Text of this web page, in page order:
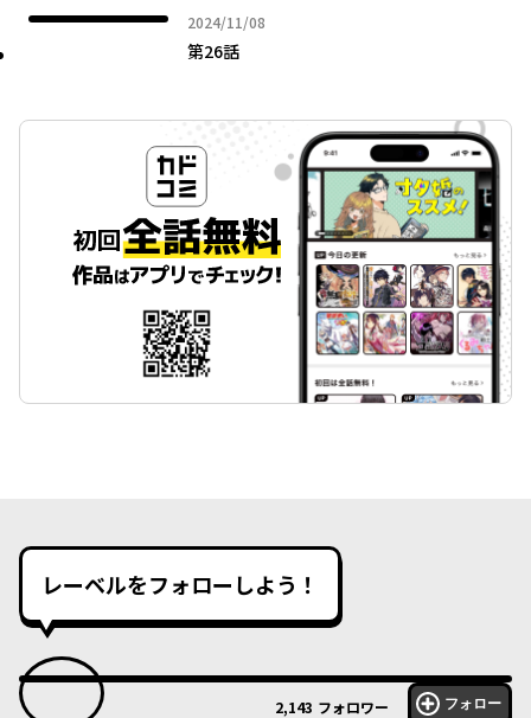
2024/11/08
2024年11月08日
第26話
レーベルをフォローしよう！
2,143 フォロワー フォロー